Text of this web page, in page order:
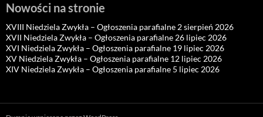
Nowości na stronie
XVIII Niedziela Zwykła – Ogłoszenia parafialne 2 sierpień 2026
XVII Niedziela Zwykła – Ogłoszenia parafialne 26 lipiec 2026
XVI Niedziela Zwykła – Ogłoszenia parafialne 19 lipiec 2026
XV Niedziela Zwykła – Ogłoszenia parafialne 12 lipiec 2026
XIV Niedziela Zwykła – Ogłoszenia parafialne 5 lipiec 2026